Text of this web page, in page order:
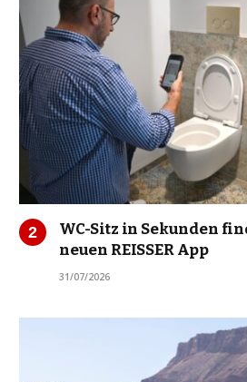
WC-Sitz in Sekunden
neuen REISSER App
31/07/2026